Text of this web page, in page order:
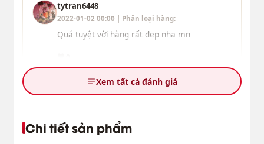
tytran6448
2022-01-02 00:00 | Phân loại hàng:
Quá tuyệt vời hàng rất đep nha mn
2022-12-14 08:47 | Phân loại hàng:
0
Xem tất cả đánh giá
Chi tiết sản phẩm